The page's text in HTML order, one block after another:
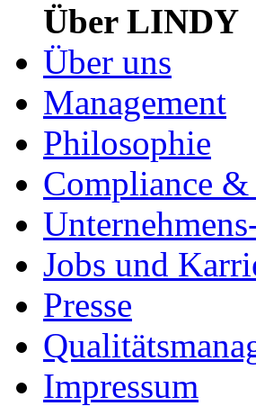
Über LINDY
Über uns
Management
Philosophie
Compliance
Jobs und
Presse
Impressum